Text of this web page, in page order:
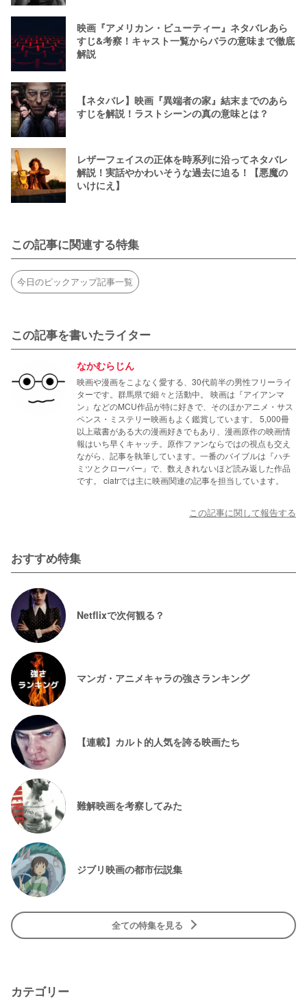
映画『アメリカン・ビューティー』ネタバレあら
すじ&考察！キャスト一覧からバラの意味まで徹底
解説
【ネタバレ】映画『異端者の家』結末までのあら
すじを解説！ラストシーンの真の意味とは？
レザーフェイスの正体を時系列に沿ってネタバレ
解説！実話やかわいそうな過去に迫る！【悪魔の
いけにえ】
この記事に関連する特集
今日のピックアップ記事一覧
この記事を書いたライター
なかむらじん
映画や漫画をこよなく愛する、30代前半の男性フリーライ
ターです。群馬県で細々と活動中。 映画は『アイアンマ
ン』などのMCU作品が特に好きで、そのほかアニメ・サス
ペンス・ミステリー映画もよく鑑賞しています。 5,000冊
以上蔵書がある大の漫画好きでもあり、漫画原作の映画情
報はいち早くキャッチ。原作ファンならではの視点も交え
ながら、記事を執筆しています。一番のバイブルは『ハチ
ミツとクローバー』で、数えきれないほど読み返した作品
です。 ciatrでは主に映画関連の記事を担当しています。
この記事に関して報告する
おすすめ特集
Netflixで次何観る？
マンガ・アニメキャラの強さランキング
【連載】カルト的人気を誇る映画たち
難解映画を考察してみた
ジブリ映画の都市伝説集
全ての特集を見る
カテゴリー